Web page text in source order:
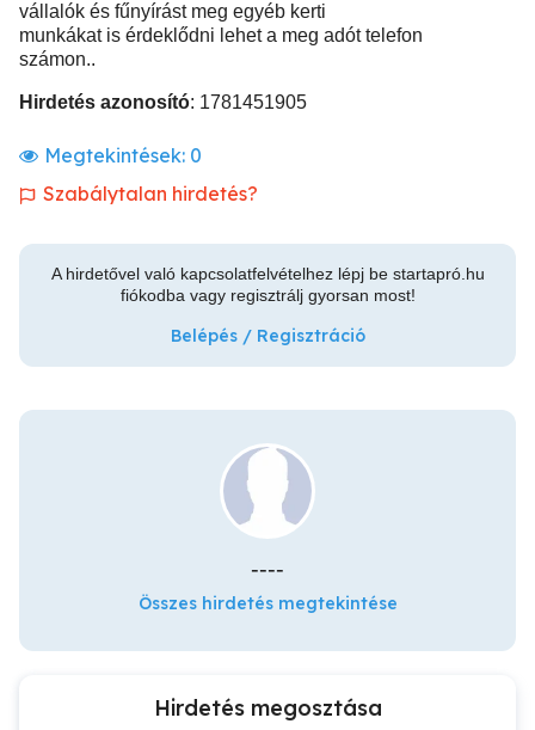
vállalók és fűnyírást meg egyéb kerti
munkákat is érdeklődni lehet a meg adót telefon
számon..
Hirdetés azonosító: 1781451905
Megtekintések: 0
Szabálytalan hirdetés?
A hirdetővel való kapcsolatfelvételhez lépj be startapró.hu
fiókodba vagy regisztrálj gyorsan most!
Belépés / Regisztráció
----
Összes hirdetés megtekintése
Hirdetés megosztása